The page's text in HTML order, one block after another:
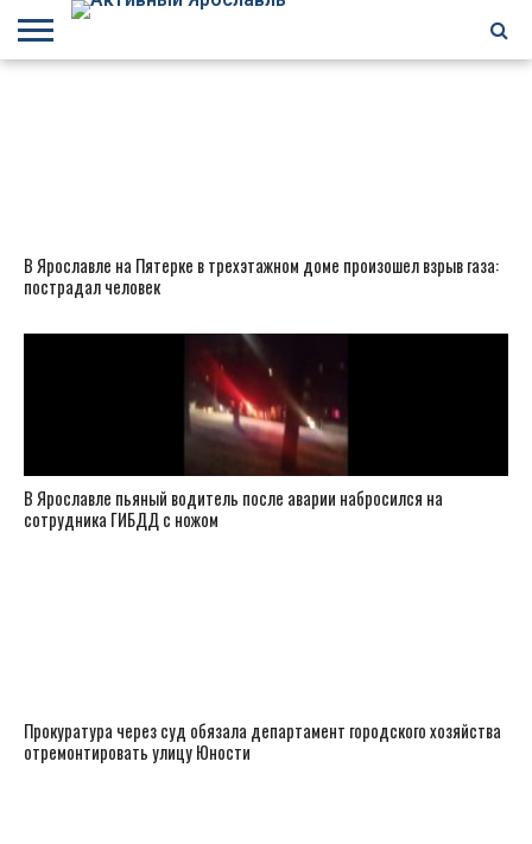
В Ярославле на Пятерке в трехэтажном доме произошел взрыв газа:
пострадал человек
В Ярославле пьяный водитель после аварии набросился на
сотрудника ГИБДД с ножом
Прокуратура через суд обязала департамент городского хозяйства
отремонтировать улицу Юности